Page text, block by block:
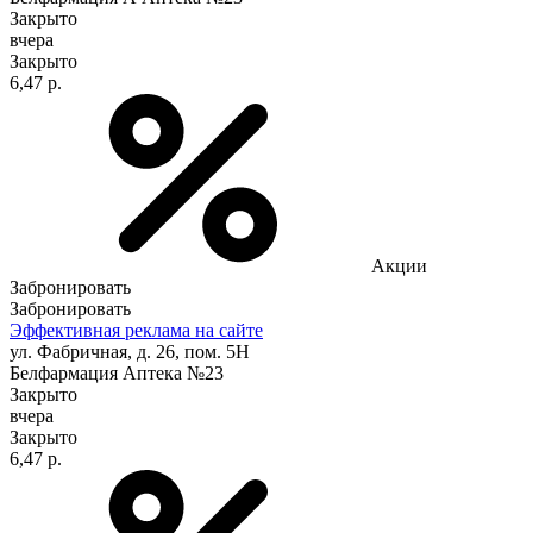
Закрыто
вчера
Закрыто
6,47 р.
Акции
Забронировать
Забронировать
Эффективная реклама на сайте
ул. Фабричная, д. 26, пом. 5Н
Белфармация Аптека №23
Закрыто
вчера
Закрыто
6,47 р.